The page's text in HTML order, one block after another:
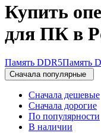
Купить
для ПК в
Память DDR5Память
Cначала популярные
Сначала дешевые
Сначала дорогие
По популярности
В наличии